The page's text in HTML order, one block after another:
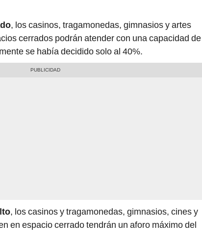
, los casinos, tragamonedas, gimnasios y artes
cerrados podrán atender con una capacidad de
se había decidido solo al 40%.
, los casinos y tragamonedas, gimnasios, cines y
en espacio cerrado tendrán un aforo máximo del